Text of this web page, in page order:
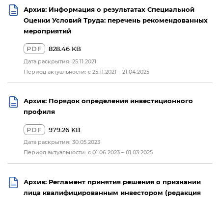
Архив: Информация о результатах Специальной
Оценки Условий Труда: перечень рекомендованных
мероприятий
PDF 828.46 KB
Дата раскрытия: 25.11.2021
Период актуальности: c 25.11.2021 – 21.04.2025
Архив: Порядок определения инвестиционного
профиля
PDF 979.26 KB
Дата раскрытия: 30.05.2023
Период актуальности: с 01.06.2023 – 01.03.2025
Архив: Регламент принятия решения о признании
лица квалифицированным инвестором (редакция